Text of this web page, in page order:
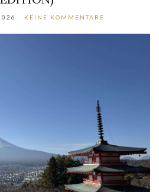
KEINE KOMMENTARE